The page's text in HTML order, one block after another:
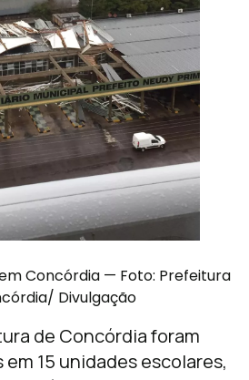
Concórdia — Foto: Prefeitura
Divulgação
de Concórdia foram
15 unidades escolares,